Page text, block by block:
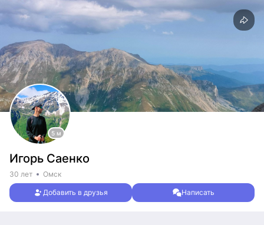
5 м
Игорь Саенко
30 лет Омск
Добавить в друзья Написать